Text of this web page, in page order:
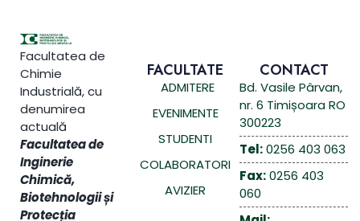
Facultatea de
Chimie
Industrială, cu
denumirea
actuală
Facultatea de
Inginerie
Chimică,
Biotehnologii și
Protecția
FACULTATE
ADMITERE
EVENIMENTE
STUDENTI
COLABORATORI
AVIZIER
CONTACT
Bd. Vasile Pârvan,
nr. 6 Timișoara RO
300223
Tel:0256 403 063
Fax:0256 403
060